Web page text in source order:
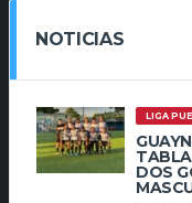
NOTICIAS
LIGA
DOS